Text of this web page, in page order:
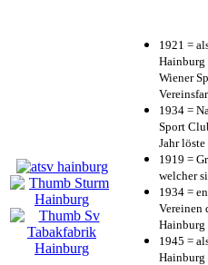
1921 =
Hainburg
Wiener
1934 =
Sport
Jahr
1919 =
welcher
1934 =
Vereinen
Hainburg
1945 =